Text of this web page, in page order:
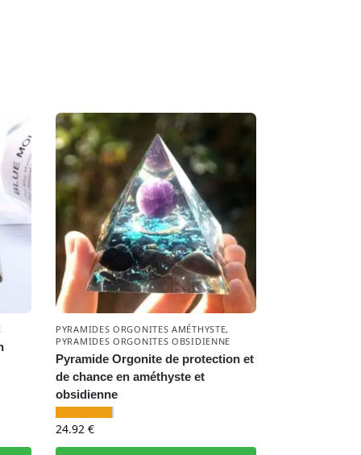
PYRAMIDES ORGONITES AMÉTHYSTE,
PYRAMIDES ORGONITES OBSIDIENNE
Pyramide Orgonite de protection et
de chance en améthyste et
obsidienne
24.92€